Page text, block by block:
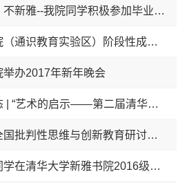
无体育，不新雅--我院同学积极参加毕业长跑
新雅书院（通识教育实验区）阶段性成果通过鉴定
举办2017年新年晚会
新雅动态 | “艺术的启示——第二届清华大学新雅书院学生绘画作品展” 开幕
第六届全国批判性思维与创新教育研讨会在清华大学召开
多力岗同学在清华大学新雅书院2016级新生开学典礼上的发言